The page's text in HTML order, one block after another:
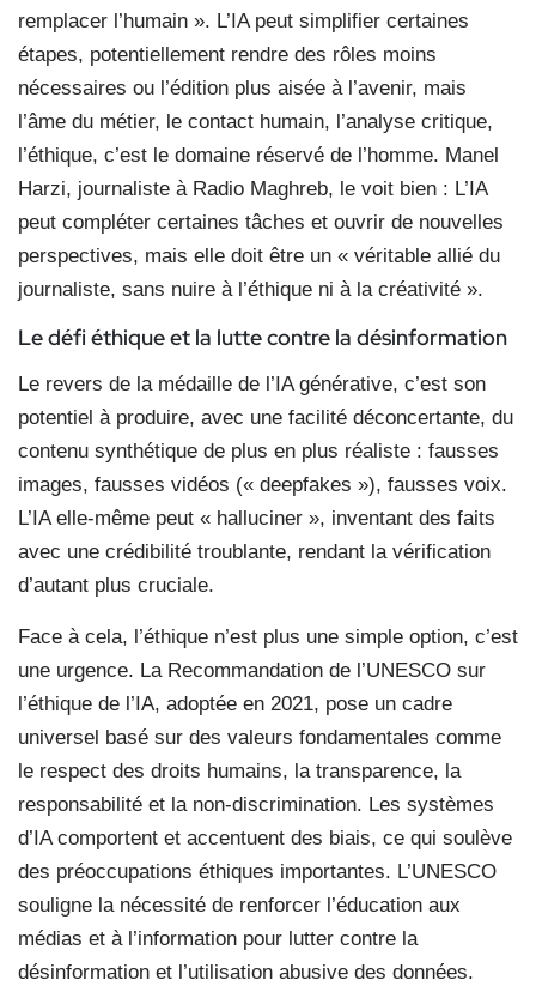
remplacer l’humain ». L’IA peut simplifier certaines
étapes, potentiellement rendre des rôles moins
nécessaires ou l’édition plus aisée à l’avenir, mais
l’âme du métier, le contact humain, l’analyse critique,
l’éthique, c’est le domaine réservé de l’homme. Manel
Harzi, journaliste à Radio Maghreb, le voit bien : L’IA
peut compléter certaines tâches et ouvrir de nouvelles
perspectives, mais elle doit être un « véritable allié du
journaliste, sans nuire à l’éthique ni à la créativité ».
Le défi éthique et la lutte contre la désinformation
Le revers de la médaille de l’IA générative, c’est son
potentiel à produire, avec une facilité déconcertante, du
contenu synthétique de plus en plus réaliste : fausses
images, fausses vidéos (« deepfakes »), fausses voix.
L’IA elle-même peut « halluciner », inventant des faits
avec une crédibilité troublante, rendant la vérification
d’autant plus cruciale.
Face à cela, l’éthique n’est plus une simple option, c’est
une urgence. La Recommandation de l’UNESCO sur
l’éthique de l’IA, adoptée en 2021, pose un cadre
universel basé sur des valeurs fondamentales comme
le respect des droits humains, la transparence, la
responsabilité et la non-discrimination. Les systèmes
d’IA comportent et accentuent des biais, ce qui soulève
des préoccupations éthiques importantes. L’UNESCO
souligne la nécessité de renforcer l’éducation aux
médias et à l’information pour lutter contre la
désinformation et l’utilisation abusive des données.